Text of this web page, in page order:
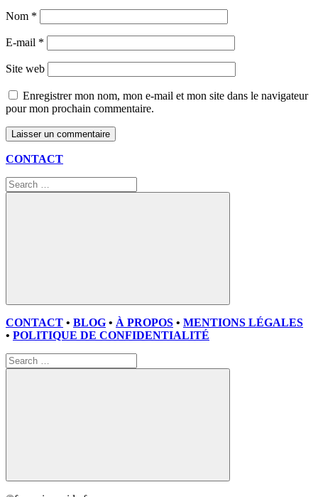
Nom *
E-mail *
Site web
Enregistrer mon nom, mon e-mail et mon site dans le navigateur
pour mon prochain commentaire.
CONTACT
Search
for:
Search
CONTACT • BLOG • À PROPOS • MENTIONS LÉGALES
• POLITIQUE DE CONFIDENTIALITÉ
Search
for:
Search